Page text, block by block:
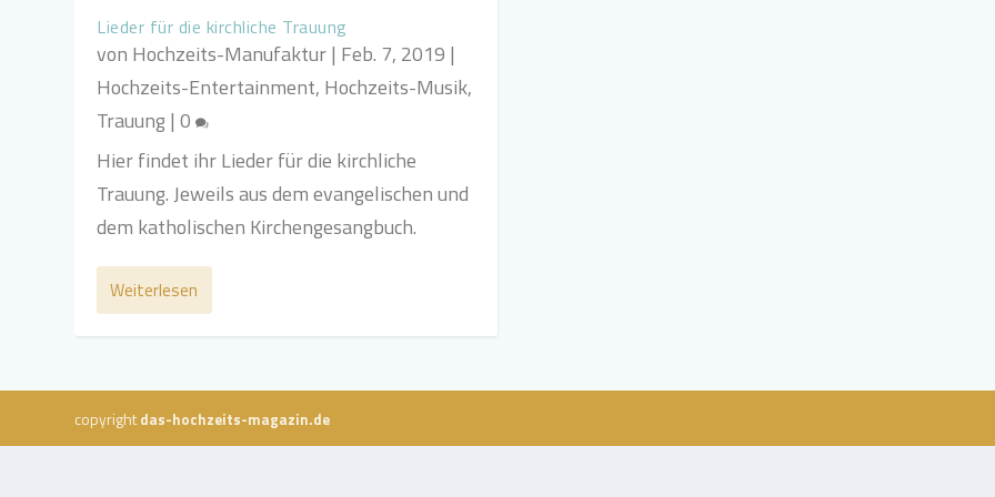
Lieder für die kirchliche Trauung
von Hochzeits-Manufaktur| Feb. 7, 2019 |
Hochzeits-Entertainment, Hochzeits-Musik,
Trauung|0
Hier findet ihr Lieder für die kirchliche
Trauung. Jeweils aus dem evangelischen und
dem katholischen Kirchengesangbuch.
Weiterlesen
copyrightdas-hochzeits-magazin.de